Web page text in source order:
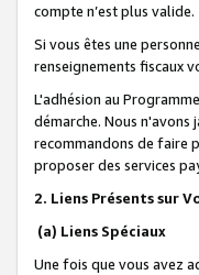
compte n’est plus valide.
Si vous êtes une
renseignements fiscaux
L'adhésion au
démarche. Nous n'avons
recommandons de faire
proposer des services
2. Liens Présents sur
(a) Liens Spéciaux
Une fois que vous avez